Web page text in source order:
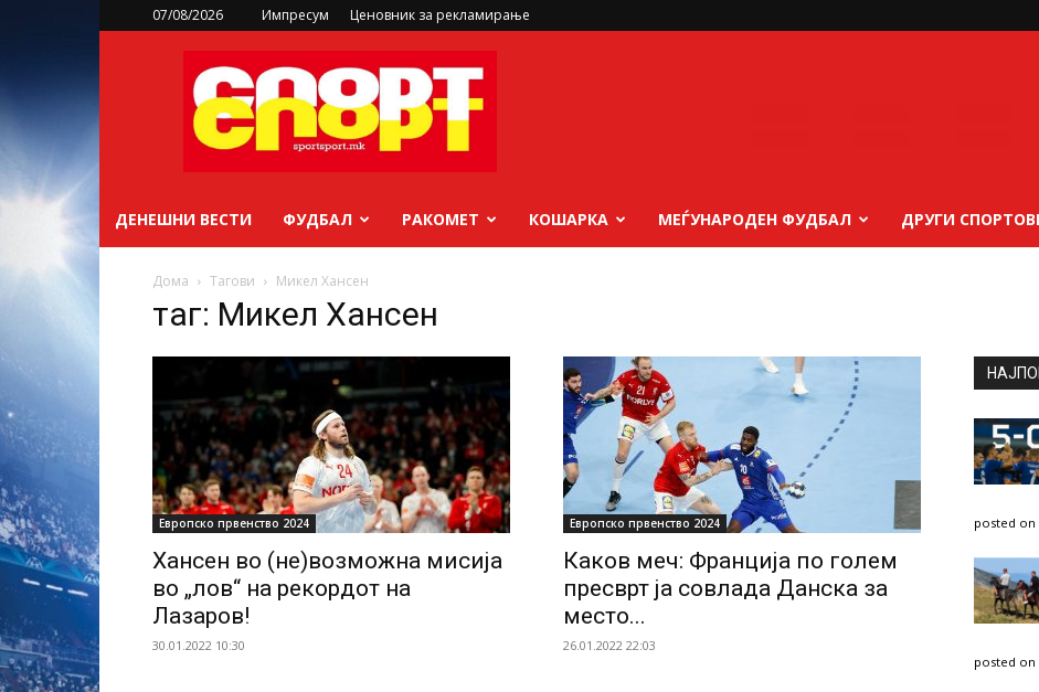
07/08/2026 Импресум Ценовник за рекламирање
sportsport.mk
ДЕНЕШНИ ВЕСТИ ФУДБАЛ РАКОМЕТ КОШАРКА МЕЃУНАРОДЕН ФУДБАЛ ДРУГИ
Дома Тагови Микел Хансен
таг: Микел Хансен
Европско првенство 2024
Хансен во (не)возможна мисија
во „лов“ на рекордот на
Лазаров!
30.01.2022 10:30
Европско првенство 2024
Каков меч: Франција по голем
пресврт ја совлада Данска за
место...
26.01.2022 22:03
posted on
posted on